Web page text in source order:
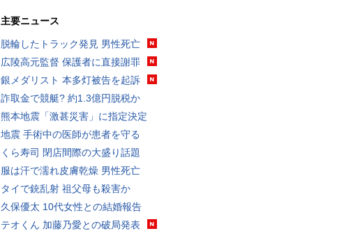
主要ニュース
脱輪したトラック発見 男性死亡
広陵高元監督 保護者に直接謝罪
銀メダリスト 本多灯被告を起訴
詐取金で競艇? 約1.3億円脱税か
熊本地震「激甚災害」に指定決定
地震 手術中の医師が患者を守る
くら寿司 閉店間際の大盛り話題
服は汗で濡れ皮膚乾燥 男性死亡
タイで銃乱射 祖父母も殺害か
久保優太 10代女性との結婚報告
テオくん 加藤乃愛との破局発表